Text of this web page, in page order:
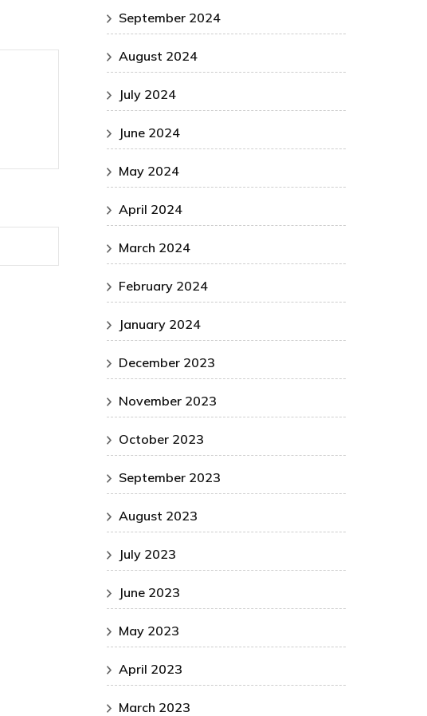
September 2024
August 2024
July 2024
June 2024
May 2024
April 2024
March 2024
February 2024
January 2024
December 2023
November 2023
October 2023
September 2023
August 2023
July 2023
June 2023
May 2023
April 2023
March 2023